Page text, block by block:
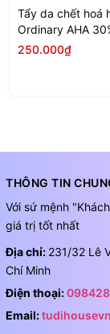
Tẩy da chết hoá
Ordinary AHA
2% Peeling
250.000₫
THÔNG TIN
Với sứ mệnh
giá trị tốt nhất
Địa chỉ: 231/32 Lê
Chí Minh
Điện thoại:
Email: